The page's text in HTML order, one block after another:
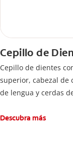
Cepillo de
Cepillo de dientes
superior, cabezal
de lengua y cerdas
Descubra más